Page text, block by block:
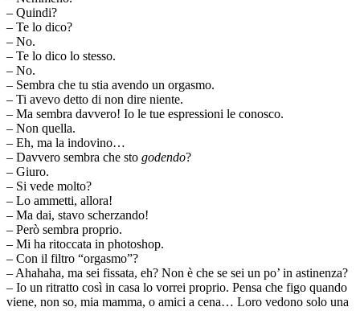
– Quindi?
– Te lo dico?
– No.
– Te lo dico lo stesso.
– No.
– Sembra che tu stia avendo un orgasmo.
– Ti avevo detto di non dire niente.
– Ma sembra davvero! Io le tue espressioni le conosco.
– Non quella.
– Eh, ma la indovino…
– Davvero sembra che sto godendo?
– Giuro.
– Si vede molto?
– Lo ammetti, allora!
– Ma dai, stavo scherzando!
– Però sembra proprio.
– Mi ha ritoccata in photoshop.
– Con il filtro “orgasmo”?
– Ahahaha, ma sei fissata, eh? Non è che se sei un po’ in astinenza?
– Io un ritratto così in casa lo vorrei proprio. Pensa che figo quando
viene, non so, mia mamma, o amici a cena… Loro vedono solo una